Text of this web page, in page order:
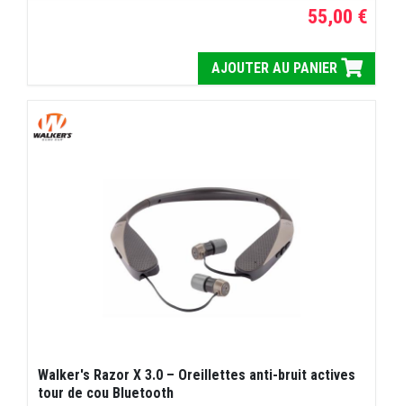
55,00 €
AJOUTER AU PANIER
Walker's Razor X 3.0 – Oreillettes anti-bruit actives
tour de cou Bluetooth